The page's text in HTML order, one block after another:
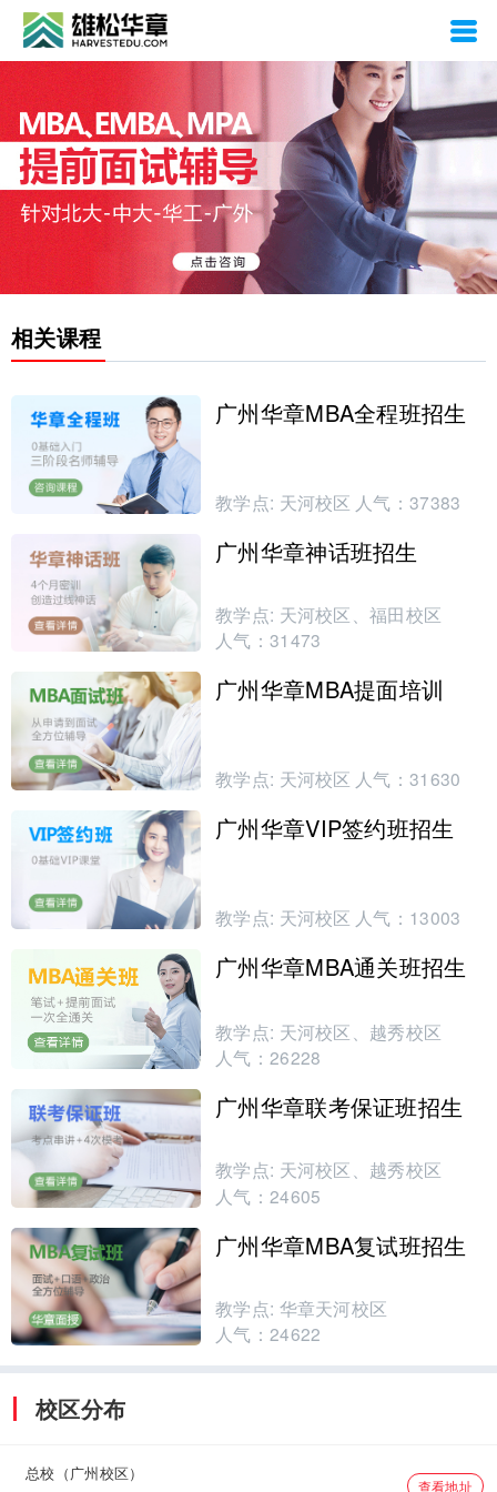
广州华章MBA全程班招生
教学点: 天河校区 人气： 37383
广州华章神话班招生
教学点: 天河校区、福田校区
人气： 31473
广州华章MBA提面培训
教学点: 天河校区 人气： 31630
广州华章VIP签约班招生
教学点: 天河校区 人气： 13003
广州华章MBA通关班招生
教学点: 天河校区、越秀校区
人气： 26228
广州华章联考保证班招生
教学点: 天河校区、越秀校区
人气： 24605
广州华章MBA复试班招生
教学点: 华章天河校区
人气： 24622
校区分布
总校（广州校区）
查看地址